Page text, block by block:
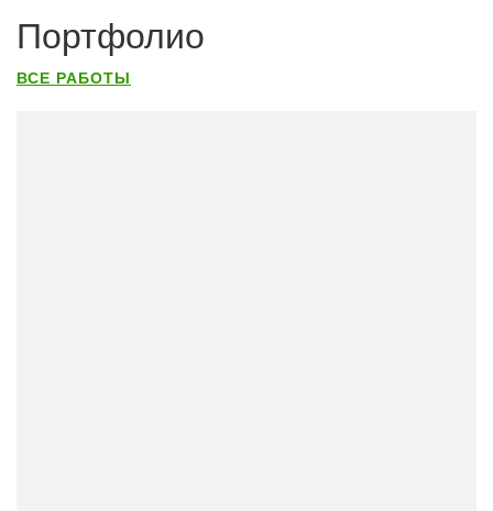
Портфолио
ВСЕ РАБОТЫ